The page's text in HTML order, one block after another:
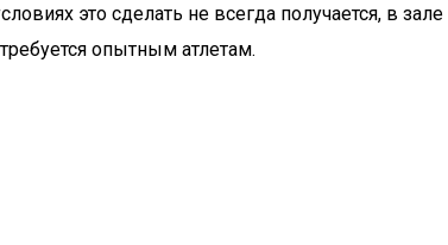
это сделать не всегда получается, в зале
опытным атлетам.